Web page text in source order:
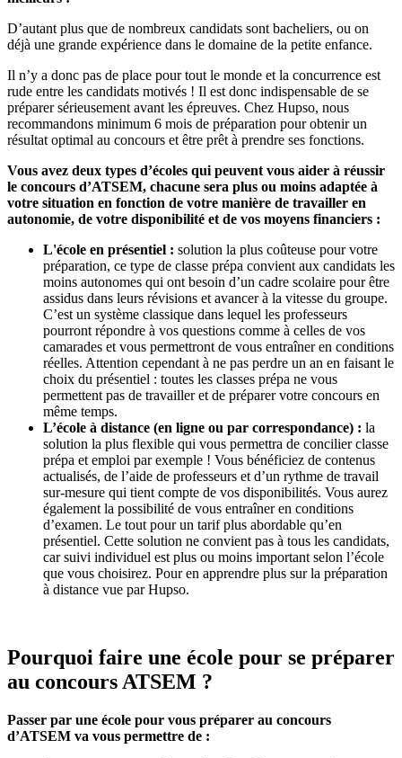
D’autant plus que de nombreux candidats sont bacheliers, ou on
déjà une grande expérience dans le domaine de la petite enfance.
Il n’y a donc pas de place pour tout le monde et la concurrence est
rude entre les candidats motivés ! Il est donc indispensable de se
préparer sérieusement avant les épreuves. Chez Hupso, nous
recommandons minimum 6 mois de préparation pour obtenir un
résultat optimal au concours et être prêt à prendre ses fonctions.
Vous avez deux types d’écoles qui peuvent vous aider à réussir
le concours d’ATSEM, chacune sera plus ou moins adaptée à
votre situation en fonction de votre manière de travailler en
autonomie, de votre disponibilité et de vos moyens financiers :
L'école en présentiel : solution la plus coûteuse pour votre
préparation, ce type de classe prépa convient aux candidats les
moins autonomes qui ont besoin d’un cadre scolaire pour être
assidus dans leurs révisions et avancer à la vitesse du groupe.
C’est un système classique dans lequel les professeurs
pourront répondre à vos questions comme à celles de vos
camarades et vous permettront de vous entraîner en conditions
réelles. Attention cependant à ne pas perdre un an en faisant le
choix du présentiel : toutes les classes prépa ne vous
permettent pas de travailler et de préparer votre concours en
même temps.
L’école à distance (en ligne ou par correspondance) : la
solution la plus flexible qui vous permettra de concilier classe
prépa et emploi par exemple ! Vous bénéficiez de contenus
actualisés, de l’aide de professeurs et d’un rythme de travail
sur-mesure qui tient compte de vos disponibilités. Vous aurez
également la possibilité de vous entraîner en conditions
d’examen. Le tout pour un tarif plus abordable qu’en
présentiel. Cette solution ne convient pas à tous les candidats,
car suivi individuel est plus ou moins important selon l’école
que vous choisirez. Pour en apprendre plus sur la préparation
à distance vue par Hupso.
Pourquoi faire une école pour se préparer
au concours ATSEM ?
Passer par une école pour vous préparer au concours
d’ATSEM va vous permettre de :